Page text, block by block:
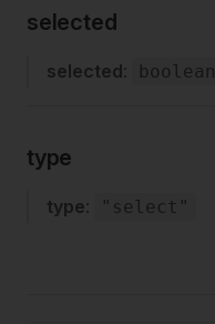
selected
selected: boolean
type
type: "select"